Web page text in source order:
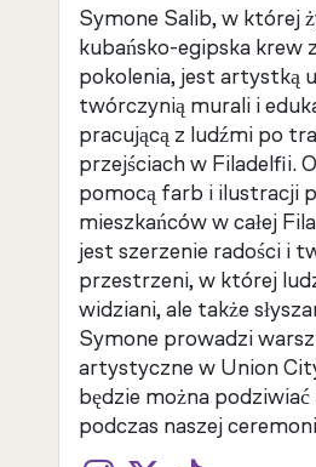
Symone Salib, w której
kubańsko-egipska krew
pokolenia, jest artystką
twórczynią murali i
pracującą z ludźmi po
przejściach w Filadelfii.
pomocą farb i ilustracji
mieszkańców w całej
jest szerzenie radości i
przestrzeni, w której
widziani, ale także
Symone prowadzi
artystyczne w Union
będzie można podziwiać
podczas naszej